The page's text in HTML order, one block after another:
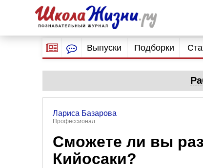
Выпуски Подборки
Лариса Базарова
Профессионал
Сможете ли вы
Кийосаки?